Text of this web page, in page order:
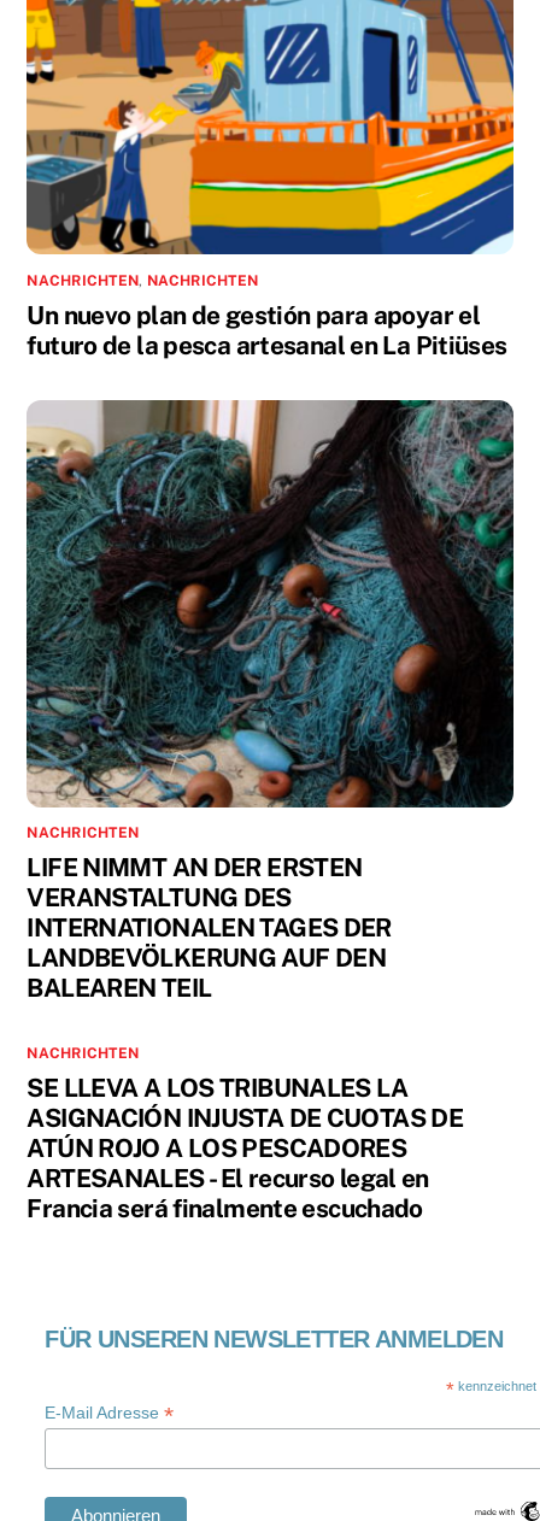
NACHRICHTEN, NACHRICHTEN
Un nuevo plan de gestión para apoyar el
futuro de la pesca artesanal en La Pitiüses
NACHRICHTEN
LIFE NIMMT AN DER ERSTEN
VERANSTALTUNG DES
INTERNATIONALEN TAGES DER
LANDBEVÖLKERUNG AUF DEN
BALEAREN TEIL
NACHRICHTEN
SE LLEVA A LOS TRIBUNALES LA
ASIGNACIÓN INJUSTA DE CUOTAS DE
ATÚN ROJO A LOS PESCADORES
ARTESANALES - El recurso legal en
Francia será finalmente escuchado
FÜR UNSEREN NEWSLETTER ANMELDEN
* kennzeichnet
E-Mail Adresse*